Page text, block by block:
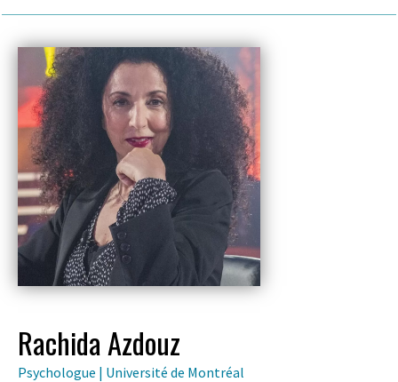
Rachida Azdouz
Psychologue | Université de Montréal